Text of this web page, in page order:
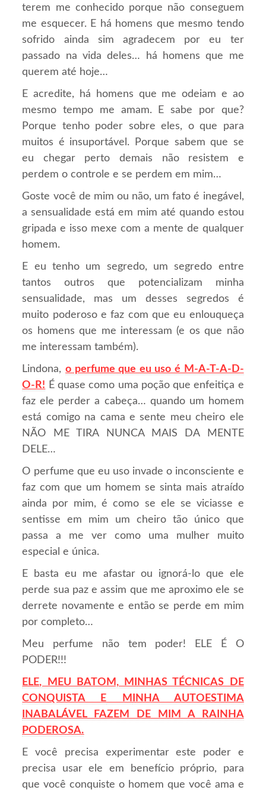
terem me conhecido porque não conseguem
me esquecer. E há homens que mesmo tendo
sofrido ainda sim agradecem por eu ter
passado na vida deles… há homens que me
querem até hoje…
E acredite, há homens que me odeiam e ao
mesmo tempo me amam. E sabe por que?
Porque tenho poder sobre eles, o que para
muitos é insuportável. Porque sabem que se
eu chegar perto demais não resistem e
perdem o controle e se perdem em mim…
Goste você de mim ou não, um fato é inegável,
a sensualidade está em mim até quando estou
gripada e isso mexe com a mente de qualquer
homem.
E eu tenho um segredo, um segredo entre
tantos outros que potencializam minha
sensualidade, mas um desses segredos é
muito poderoso e faz com que eu enlouqueça
os homens que me interessam (e os que não
me interessam também).
Lindona,o perfume que eu uso é M-A-T-A-D-
O-R! É quase como uma poção que enfeitiça e
faz ele perder a cabeça… quando um homem
está comigo na cama e sente meu cheiro ele
NÃO ME TIRA NUNCA MAIS DA MENTE
DELE…
O perfume que eu uso invade o inconsciente e
faz com que um homem se sinta mais atraído
ainda por mim, é como se ele se viciasse e
sentisse em mim um cheiro tão único que
passa a me ver como uma mulher muito
especial e única.
E basta eu me afastar ou ignorá-lo que ele
perde sua paz e assim que me aproximo ele se
derrete novamente e então se perde em mim
por completo…
Meu perfume não tem poder! ELE É O
PODER!!!
ELE, MEU BATOM, MINHAS TÉCNICAS DE
CONQUISTA E M INHAAUTOESTIMA
INABALÁVEL FAZEM DE MIM A RAINHA
PODEROSA.
E você precisa experimentar este poder e
precisa usar ele em benefício próprio, para
que você conquiste o homem que você ama e